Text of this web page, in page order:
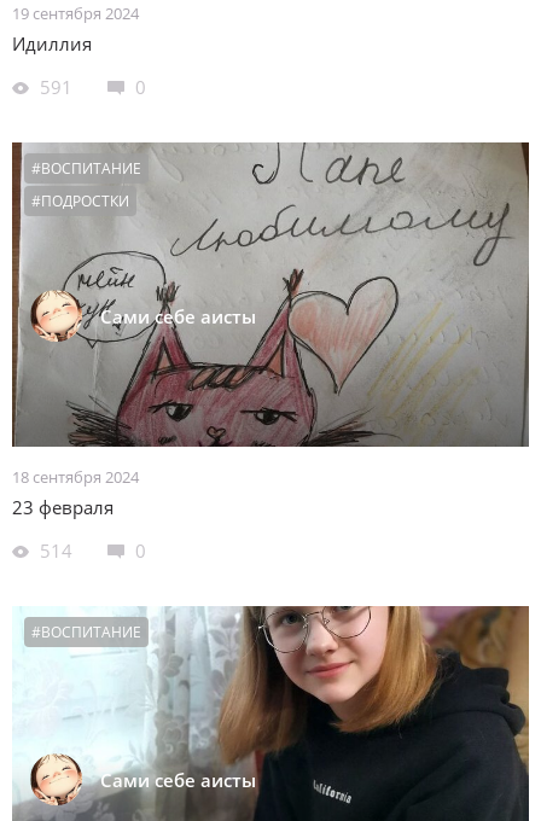
19 сентября 2024
Идиллия
591
0
Сами себе аисты
#ВОСПИТАНИЕ
#ПОДРОСТКИ
18 сентября 2024
23 февраля
514
0
Сами себе аисты
#ВОСПИТАНИЕ